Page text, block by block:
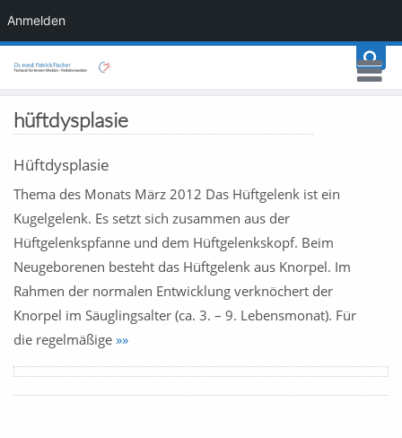
Anmelden
hüftdysplasie
Hüftdysplasie
Thema des Monats März 2012 Das Hüftgelenk ist ein
Kugelgelenk. Es setzt sich zusammen aus der
Hüftgelenkspfanne und dem Hüftgelenkskopf. Beim
Neugeborenen besteht das Hüftgelenk aus Knorpel. Im
Rahmen der normalen Entwicklung verknöchert der
Knorpel im Säuglingsalter (ca. 3. – 9. Lebensmonat). Für
die regelmäßige »»